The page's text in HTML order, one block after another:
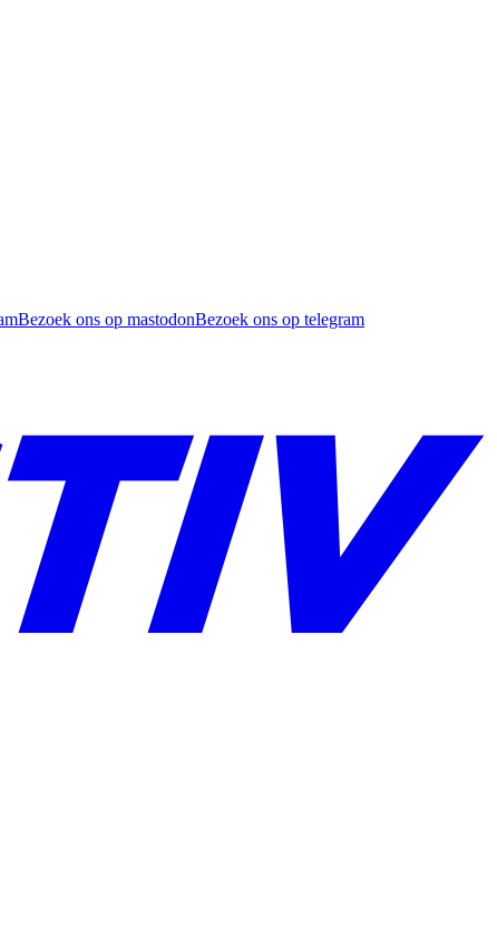
Bezoek ons op mastodonBezoek ons op telegram